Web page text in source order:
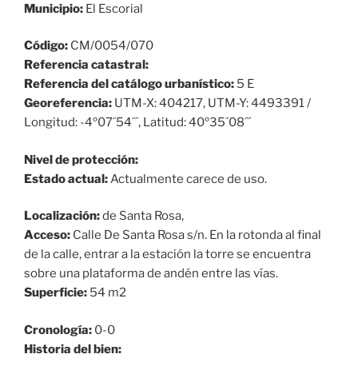
Municipio: El Escorial
Código: CM/0054/070
Referencia catastral:
Referencia del catálogo urbanístico: 5 E
Georeferencia: UTM-X: 404217, UTM-Y: 4493391 /
Longitud: -4º07´54´´, Latitud: 40º35´08´´
Nivel de protección:
Estado actual: Actualmente carece de uso.
Localización:de Santa Rosa,
Acceso: Calle De Santa Rosa s/n. En la rotonda al final
de la calle, entrar a la estación la torre se encuentra
sobre una plataforma de andén entre las vías.
Superficie: 54 m2
Cronología: 0-0
Historia del bien: